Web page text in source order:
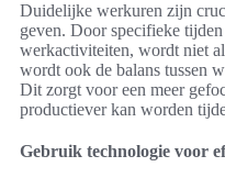
Duidelijke werkuren zijn
geven. Door specifieke
werkactiviteiten, wordt niet
wordt ook de balans tussen
Dit zorgt voor een meer
productiever kan worden
Gebruik technologie voor